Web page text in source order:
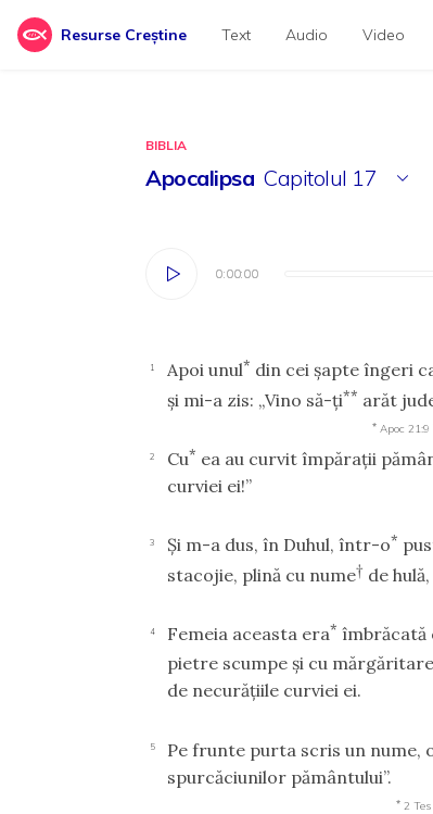
Resurse Creștine Text Audio Video
BIBLIA
Apocalipsa Capitolul 17
0:00:00
0:00:00
1 Apoi unul* din cei şapte îngeri
şi mi-a zis: „Vino să-ţi** arăt
* Apoc 21:9
2 Cu* ea au curvit împăraţii
curviei ei!”
3 Şi m-a dus, în Duhul, într-o*
stacojie, plină cu nume† de
4 Femeia aceasta era* îmbrăcată
pietre scumpe şi cu
de necurăţiile curviei ei.
5 Pe frunte purta scris un nume,
spurcăciunilor pământului”.
* 2 Tes